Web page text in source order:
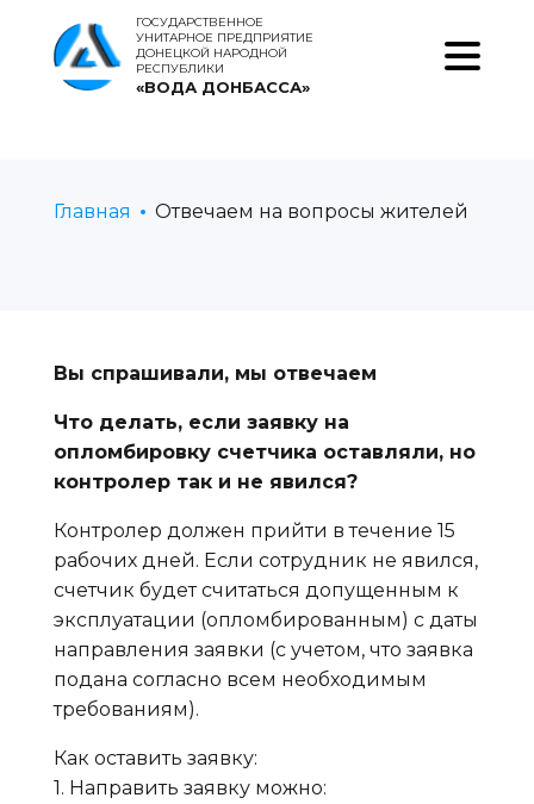
ГОСУДАРСТВЕННОЕ
УНИТАРНОЕ ПРЕДПРИЯТИЕ
ДОНЕЦКОЙ НАРОДНОЙ
РЕСПУБЛИКИ
«ВОДА ДОНБАССА»
Главная Отвечаем на вопросы жителей
Вы спрашивали, мы отвечаем
Что делать, если заявку на
опломбировку счетчика оставляли, но
контролер так и не явился?
Контролер должен прийти в течение 15
рабочих дней. Если сотрудник не явился,
счетчик будет считаться допущенным к
эксплуатации (опломбированным) с даты
направления заявки (с учетом, что заявка
подана согласно всем необходимым
требованиям).
Как оставить заявку:
1. Направить заявку можно: